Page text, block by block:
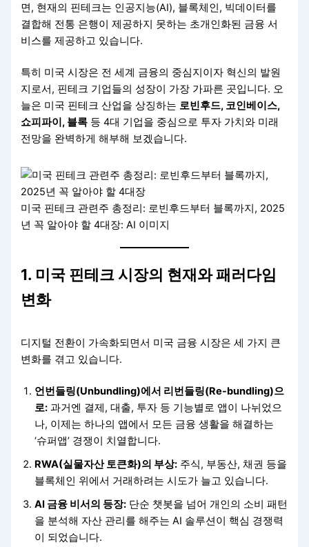
면, 현재의 핀테크는 인공지능(AI), 블록체인, 빅데이터를
결합해 전통 은행이 제공하지 못하는 초개인화된 금융 서
비스를 제공하고 있습니다.
특히 미국 시장은 전 세계 금융의 중심지이자 혁신의 발원
지로서, 핀테크 기업들의 성장이 가장 가파른 곳입니다. 오
늘은 미국 핀테크 산업을 상징하는 로빈후드, 코인베이스,
쇼피파이, 블록 등 4대 기업을 중심으로 투자 가치와 미래
전망을 완벽하게 해부해 보겠습니다.
미국 핀테크 관련주 총정리: 로빈후드부터 블록까지, 2025
년 꼭 알아야 할 4대장: AI 이미지
1. 미국 핀테크 시장의 현재와 패러다임
변화
디지털 전환이 가속화되면서 미국 금융 시장은 세 가지 큰
변화를 겪고 있습니다.
언번들링(Unbundling)에서 리번들링(Re-bundling)으
로: 과거엔 결제, 대출, 투자 등 기능별로 앱이 나뉘었으
나, 이제는 하나의 앱에서 모든 금융 생활을 해결하는
‘슈퍼앱’ 경쟁이 치열합니다.
RWA(실물자산 토큰화)의 부상: 주식, 부동산, 채권 등을
블록체인 위에서 거래하려는 시도가 늘고 있습니다.
AI 금융 비서의 등장: 단순 챗봇을 넘어 개인의 소비 패턴
을 분석해 자산 관리를 해주는 AI 솔루션이 핵심 경쟁력
이 되었습니다.